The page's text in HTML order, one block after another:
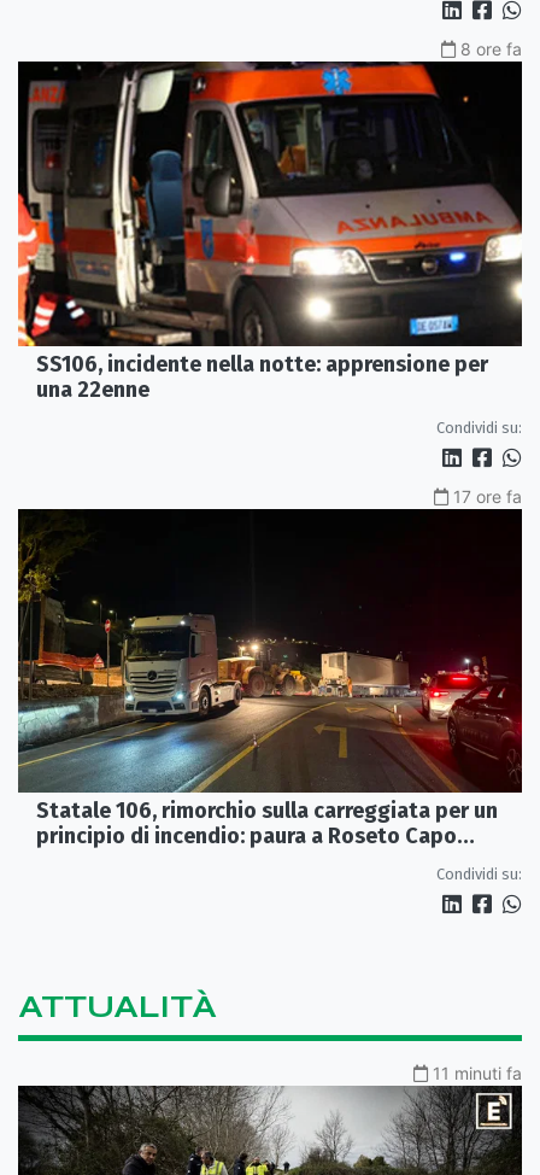
8 ore fa
SS106, incidente nella notte: apprensione per
una 22enne
Condividi su:
17 ore fa
Statale 106, rimorchio sulla carreggiata per un
principio di incendio: paura a Roseto Capo
Condividi su:
ATTUALITÀ
11 minuti fa